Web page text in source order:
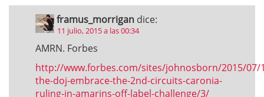
framus_morrigan dice:
11 julio, 2015 a las 00:34
AMRN. Forbes
http://www.forbes.com/sites/johnosborn/2015/07/
the-doj-embrace-the-2nd-circuits-caronia-
ruling-in-amarins-off-label-challenge/3/